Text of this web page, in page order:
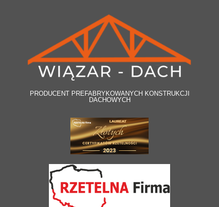
PRODUCENT PREFABRYKOWANYCH KONSTRUKCJI
DACHOWYCH